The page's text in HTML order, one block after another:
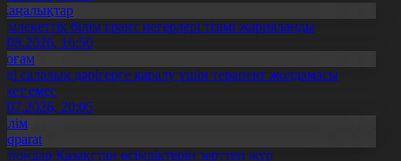
білім грант иегерлері тізімі жарияланды
16:50
салалық дәрігерге қаралу үшін терапевт жолдамасы
емес
20:05
Қазақстан өсімдіктерін зерттеп жүр